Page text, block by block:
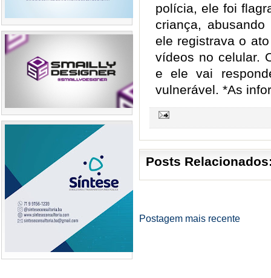
polícia, ele foi
criança,
ele registrava o
vídeos no celular.
e ele vai
vulnerável. *As
Posts
Postagem mais recente